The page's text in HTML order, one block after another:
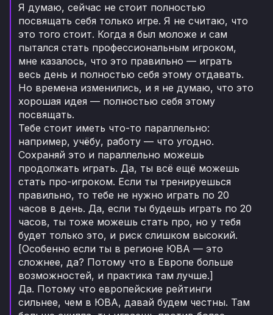
Я думаю, сейчас не стоит полностью
посвящать себя только игре. Я не считаю, что
это того стоит. Когда я был моложе и сам
пытался стать профессиональным игроком,
мне казалось, что это правильно — играть
весь день и полностью себя этому отдавать.
Но времена изменились, и я не думаю, что это
хорошая идея — полностью себя этому
посвящать.
Тебе стоит иметь что-то параллельно:
например, учёбу, работу — что угодно.
Сохраняй это и параллельно можешь
продолжать играть. Да, ты всё ещё можешь
стать про-игроком. Если ты тренируешься
правильно, то тебе не нужно играть по 20
часов в день. Да, если ты будешь играть по 20
часов, ты тоже можешь стать про, но у тебя
будет только это, и риск слишком высокий.
[Особенно если ты в регионе ЮВА — это
сложнее, да? Потому что в Европе больше
возможностей, и практика там лучше.]
Да. Потому что европейские рейтинги
сильнее, чем в ЮВА, давай будем честны. Там